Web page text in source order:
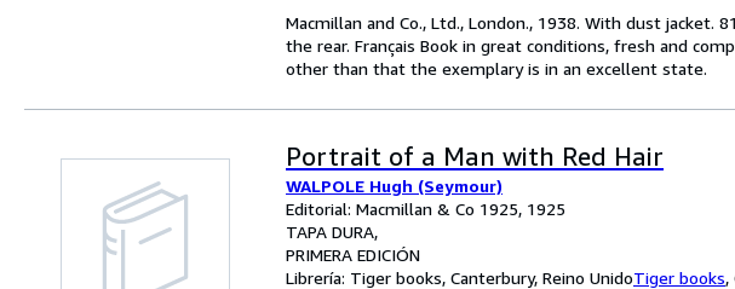
Macmillan and Co., Ltd., London., 1938. With dust
the rear. Français Book in great conditions, fresh and
other than that the exemplary is in an excellent state.
Portrait of a Man with Red Hair
WALPOLE Hugh (Seymour)
Editorial: Macmillan & Co 1925, 1925
TAPA DURA
PRIMERA EDICIÓN
Librería: Tiger books, Canterbury, Reino UnidoTiger books,